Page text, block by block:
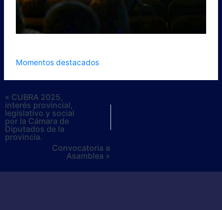
Momentos destacados
« CUBRA 2025,
interés provincial,
legislativo y social
por la Cámara de
Diputados de la
provincia.
Convocatoria a
Asamblea »